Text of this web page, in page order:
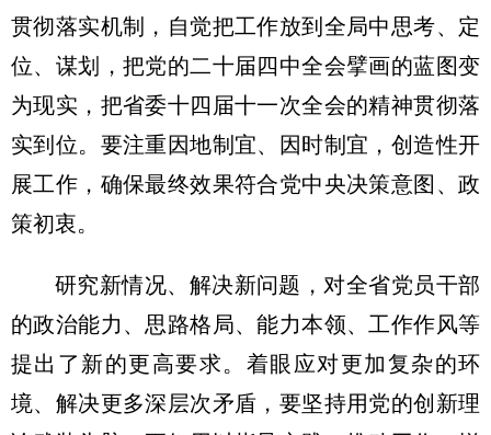
贯彻落实机制，自觉把工作放到全局中思考、定
位、谋划，把党的二十届四中全会擘画的蓝图变
为现实，把省委十四届十一次全会的精神贯彻落
实到位。要注重因地制宜、因时制宜，创造性开
展工作，确保最终效果符合党中央决策意图、政
策初衷。
研究新情况、解决新问题，对全省党员干部
的政治能力、思路格局、能力本领、工作作风等
提出了新的更高要求。着眼应对更加复杂的环
境、解决更多深层次矛盾，要坚持用党的创新理